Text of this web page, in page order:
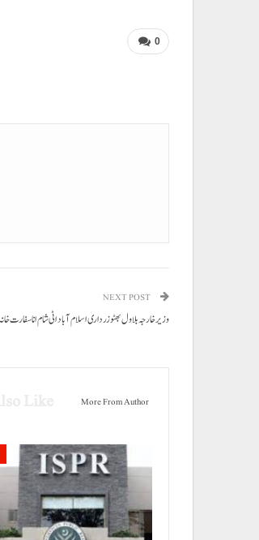
0
NEXT POST
وزیرخارجہ بلاول بھٹو زرداری اسلام آباد اٹی شام انا سفارت
More From Author